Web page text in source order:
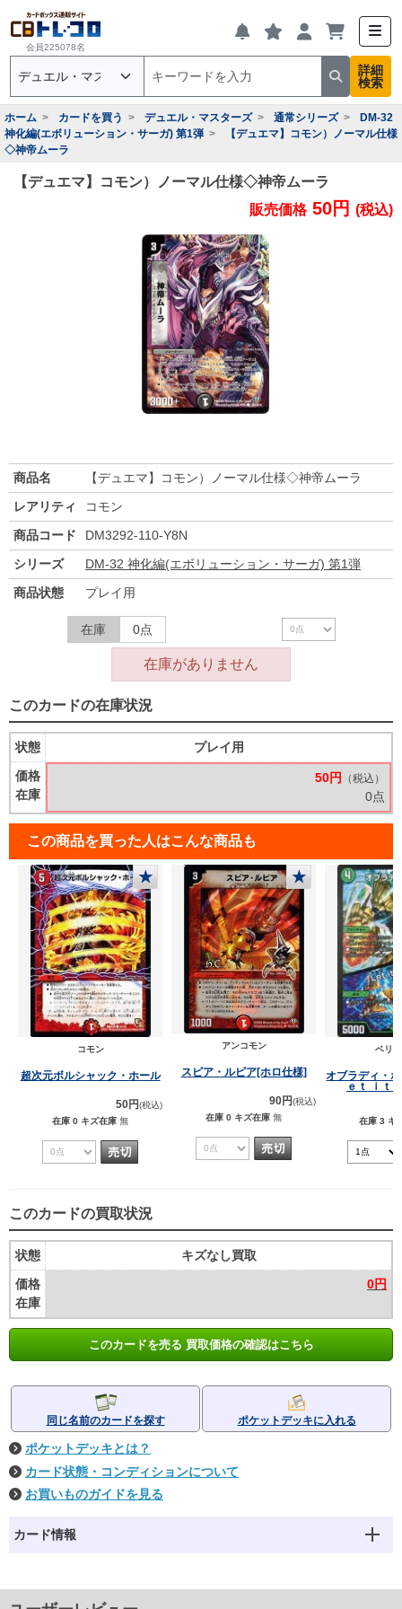
会員225078名
詳細
検索
ホーム カードを買う デュエル・マスターズ 通常シリーズ
DM-32
神化編(エボリューション・サーガ) 第1弾
【デュエマ】コモン）ノーマル仕様
◇神帝ムーラ
【デュエマ】コモン）ノーマル仕様◇神帝ムーラ
販売価格 50円 (税込)
商品名
【デュエマ】コモン）ノーマル仕様◇神帝ムーラ
レアリティ
コモン
商品コード
DM3292-110-Y8N
シリーズ
DM-32 神化編(エボリューション・サーガ) 第1弾
商品状態
プレイ用
在庫 0点
在庫がありません
このカードの在庫状況
状態
価格
在庫
プレイ用
50円 （税込）
0点
この商品を買った人はこんな商品も
★
コモン
超次元ボルシャック・ホール
50円(税込)
在庫 0 キズ在庫 無
★
アンコモン
スピア・ルピア[ホロ仕様]
90円(税込)
在庫 0 キズ在庫 無
ベリ
オブラディ・
在庫 3 キ
このカードの買取状況
状態
価格
在庫
キズなし買取
0円
このカードを売る 買取価格の確認はこちら
同じ名前のカードを探す ポケットデッキに入れる
ポケットデッキとは？
カード状態・コンディションについて
お買いものガイドを見る
カード情報